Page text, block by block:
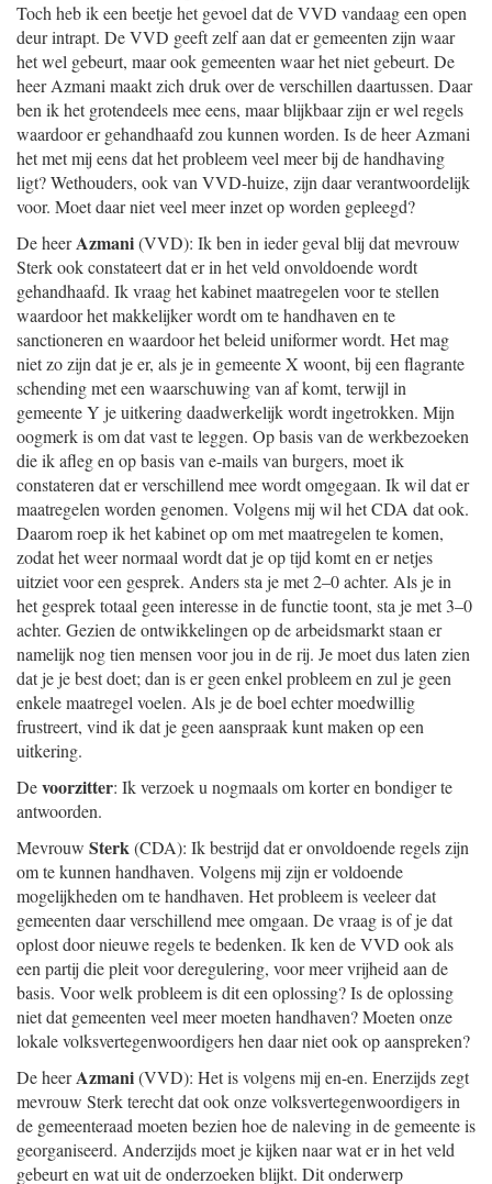
Toch heb ik een beetje het gevoel dat de VVD vandaag een open
deur intrapt. De VVD geeft zelf aan dat er gemeenten zijn waar
het wel gebeurt, maar ook gemeenten waar het niet gebeurt. De
heer Azmani maakt zich druk over de verschillen daartussen. Daar
ben ik het grotendeels mee eens, maar blijkbaar zijn er wel regels
waardoor er gehandhaafd zou kunnen worden. Is de heer Azmani
het met mij eens dat het probleem veel meer bij de handhaving
ligt? Wethouders, ook van VVD-huize, zijn daar verantwoordelijk
voor. Moet daar niet veel meer inzet op worden gepleegd?
De heerAzmani(VVD): Ik ben in ieder geval blij dat mevrouw
Sterk ook constateert dat er in het veld onvoldoende wordt
gehandhaafd. Ik vraag het kabinet maatregelen voor te stellen
waardoor het makkelijker wordt om te handhaven en te
sanctioneren en waardoor het beleid uniformer wordt. Het mag
niet zo zijn dat je er, als je in gemeente X woont, bij een flagrante
schending met een waarschuwing van af komt, terwijl in
gemeente Y je uitkering daadwerkelijk wordt ingetrokken. Mijn
oogmerk is om dat vast te leggen. Op basis van de werkbezoeken
die ik afleg en op basis van e-mails van burgers, moet ik
constateren dat er verschillend mee wordt omgegaan. Ik wil dat er
maatregelen worden genomen. Volgens mij wil het CDA dat ook.
Daarom roep ik het kabinet op om met maatregelen te komen,
zodat het weer normaal wordt dat je op tijd komt en er netjes
uitziet voor een gesprek. Anders sta je met 2–0 achter. Als je in
het gesprek totaal geen interesse in de functie toont, sta je met 3–0
achter. Gezien de ontwikkelingen op de arbeidsmarkt staan er
namelijk nog tien mensen voor jou in de rij. Je moet dus laten zien
dat je je best doet; dan is er geen enkel probleem en zul je geen
enkele maatregel voelen. Als je de boel echter moedwillig
frustreert, vind ik dat je geen aanspraak kunt maken op een
uitkering.
Devoorzitter: Ik verzoek u nogmaals om korter en bondiger te
antwoorden.
Mevrouw Sterk(CDA): Ik bestrijd dat er onvoldoende regels zijn
om te kunnen handhaven. Volgens mij zijn er voldoende
mogelijkheden om te handhaven. Het probleem is veeleer dat
gemeenten daar verschillend mee omgaan. De vraag is of je dat
oplost door nieuwe regels te bedenken. Ik ken de VVD ook als
een partij die pleit voor deregulering, voor meer vrijheid aan de
basis. Voor welk probleem is dit een oplossing? Is de oplossing
niet dat gemeenten veel meer moeten handhaven? Moeten onze
lokale volksvertegenwoordigers hen daar niet ook op aanspreken?
De heerAzmani(VVD): Het is volgens mij en-en. Enerzijds zegt
mevrouw Sterk terecht dat ook onze volksvertegenwoordigers in
de gemeenteraad moeten bezien hoe de naleving in de gemeente is
georganiseerd. Anderzijds moet je kijken naar wat er in het veld
gebeurt en wat uit de onderzoeken blijkt. Dit onderwerp